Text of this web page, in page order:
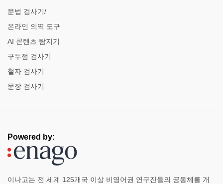
문법 검사기/
온라인 의역 도구
AI 콘텐츠 탐지기
구두점 검사기
철자 검사기
문장 ​​검사기
Powered by:
이나고는 전 세계 125개국 이상 비영어권 연구진들의 공동체를 개